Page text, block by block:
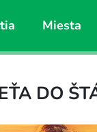
Miesta
DO